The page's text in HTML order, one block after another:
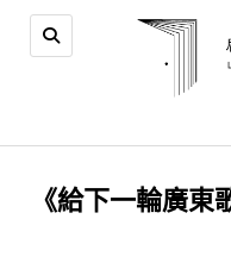
《給下一輪廣